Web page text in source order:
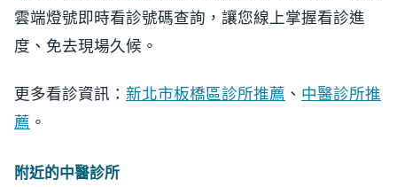
雲端燈號即時看診號碼查詢，讓您線上掌握看診進
度、免去現場久候。
更多看診資訊： 新北市板橋區診所推薦 、 中醫診所推
薦 。
附近的中醫診所